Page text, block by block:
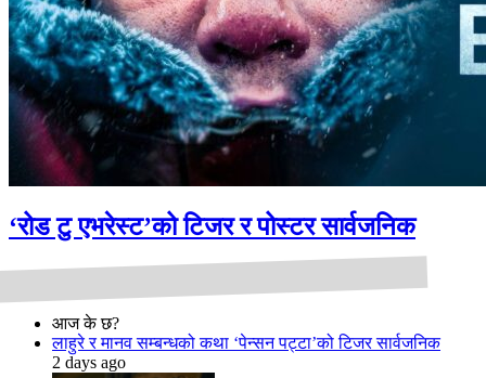
‘रोड टु एभरेस्ट’को टिजर र पोस्टर सार्वजनिक
आज के छ?
लाहुरे र मानव सम्बन्धको कथा ‘पेन्सन पट्टा’को टिजर सार्वजनिक
2 days ago